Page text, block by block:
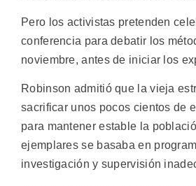
Pero los activistas pretenden
conferencia para debatir los
noviembre, antes de iniciar los
Robinson admitió que la vieja
sacrificar unos pocos cientos de
para mantener estable la
ejemplares se basaba en
investigación y supervisión